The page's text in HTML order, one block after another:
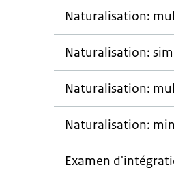
Naturalisation:
Naturalisation:
Naturalisation:
Naturalisation:
Examen